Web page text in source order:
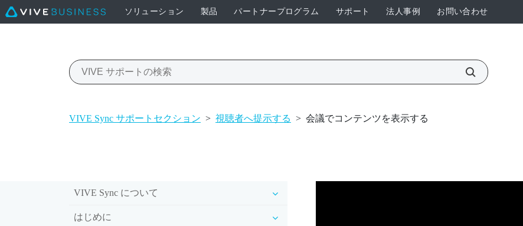
ソリューション 製品 パートナープログラム サポート 法人事例 お問い合わせ
VIVE Sync サポートセクション > 視聴者へ提示する > 会議でコンテンツを表示する
VIVE Sync について
はじめに